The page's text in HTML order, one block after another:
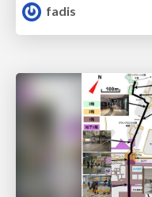
fadis